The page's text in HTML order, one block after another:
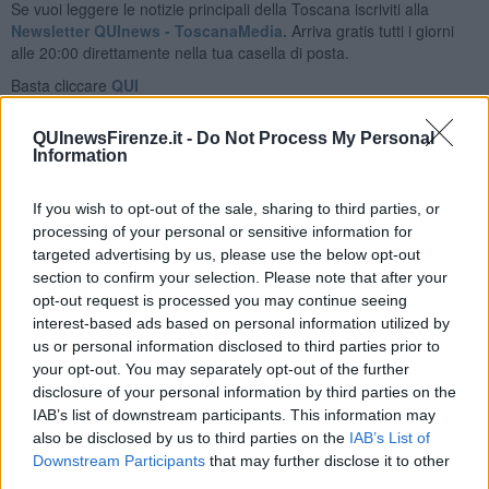
QUInewsFirenze.it - Do Not Process My Personal
Information
If you wish to opt-out of the sale, sharing to third parties, or
processing of your personal or sensitive information for
targeted advertising by us, please use the below opt-out
section to confirm your selection. Please note that after your
opt-out request is processed you may continue seeing
interest-based ads based on personal information utilized by
us or personal information disclosed to third parties prior to
your opt-out. You may separately opt-out of the further
disclosure of your personal information by third parties on the
IAB’s list of downstream participants. This information may
also be disclosed by us to third parties on the IAB’s List of
Downstream Participants that may further disclose it to other
Se vuoi leggere le notizie principali della Toscana iscriviti alla
Newsletter QUInews - ToscanaMedia. Arriva gratis tutti i giorni
alle 20:00 direttamente nella tua casella di posta.
Basta cliccare QUI
Fotogallery
Ti potrebbe interessare anche:
Articoli dal Blog “Musica e dintorni” di Fausto Pirìto